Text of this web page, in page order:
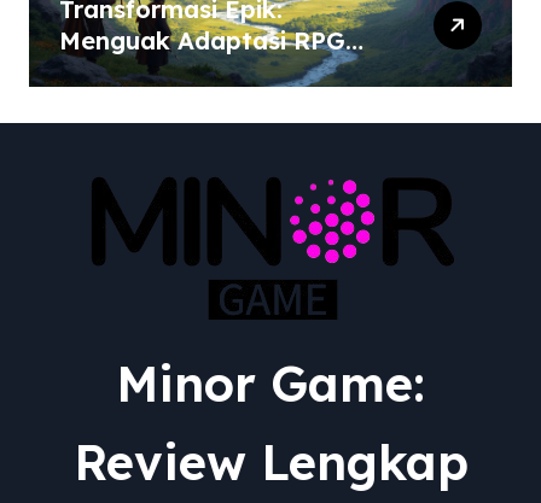
Transformasi Epik:
Menguak Adaptasi RPG
dari Berbagai Media ke
Minor Game:
Review Lengkap